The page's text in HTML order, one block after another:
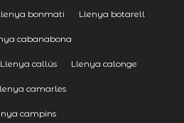
bonmati Llenya botarell
cabanabona
Llenya callús Llenya calonge
camarles
campins